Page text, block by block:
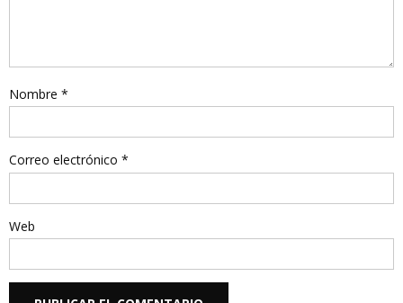
Nombre *
Correo electrónico *
Web